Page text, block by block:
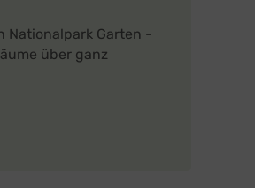
Nationalpark Garten -
über ganz